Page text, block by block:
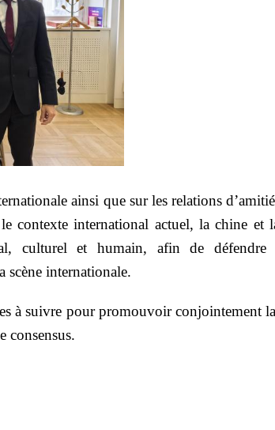
ainsi que sur les relations
contexte international actuel, la chine et
culturel et humain, afin de défendre
scène internationale.
à suivre pour promouvoir conjointement
consensus.